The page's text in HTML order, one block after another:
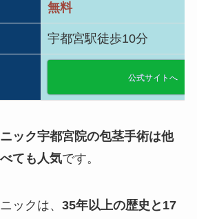
無料
宇都宮駅徒歩10分
公式サイトへ
ック宇都宮院の包茎手術は他
ても人気です。
ックは、 35年以上の歴史と17